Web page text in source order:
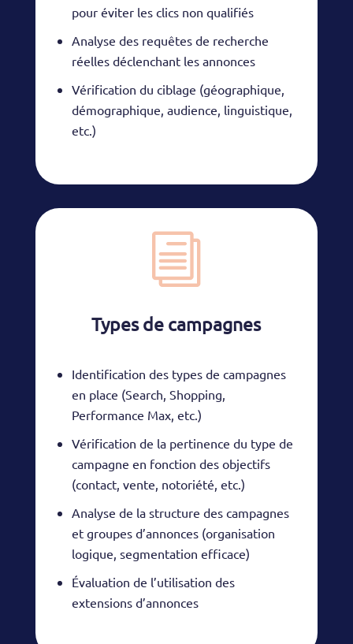
pour éviter les clics non qualifiés
Analyse des requêtes de recherche
réelles déclenchant les annonces
Vérification du ciblage (géographique,
démographique, audience, linguistique,
etc.)
i
Types de campagnes
Identification des types de campagnes
en place (Search, Shopping,
Performance Max, etc.)
Vérification de la pertinence du type de
campagne en fonction des objectifs
(contact, vente, notoriété, etc.)
Analyse de la structure des campagnes
et groupes d’annonces (organisation
logique, segmentation efficace)
Évaluation de l’utilisation des
extensions d’annonces